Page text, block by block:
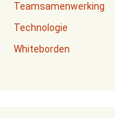
Teamsamenwerking
Technologie
Whiteborden